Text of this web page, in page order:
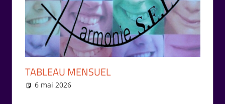
TABLEAU MENSUEL
6 mai 2026